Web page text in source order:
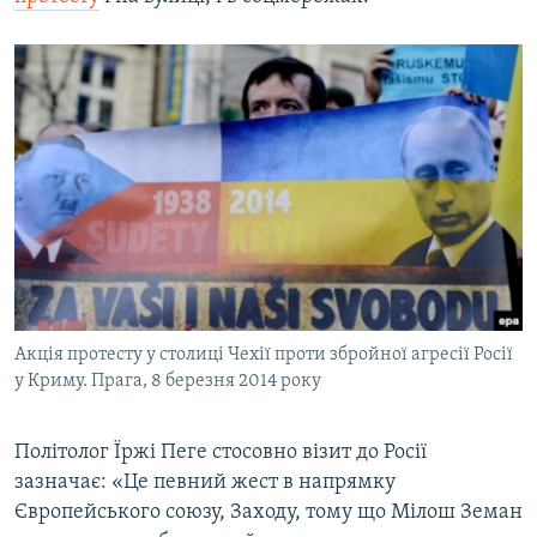
Акція протесту у столиці Чехії проти збройної агресії Росії
у Криму. Прага, 8 березня 2014 року
Політолог Їржі Пеге стосовно візит до Росії
зазначає: «Це певний жест в напрямку
Європейського союзу, Заходу, тому що Мілош Земан